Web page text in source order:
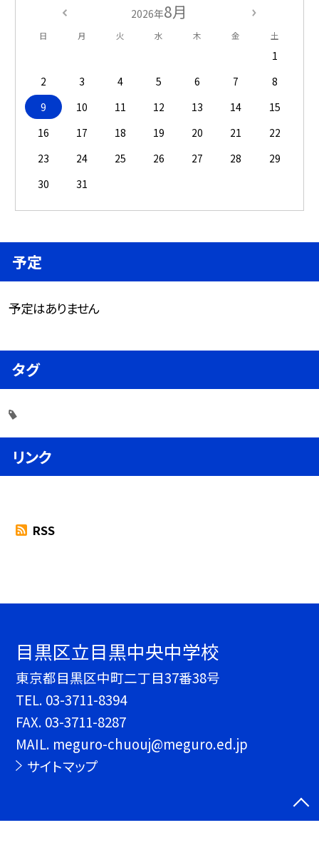
2026年8月
日 月 火 水 木 金 土
1
2
3 4 5 6 7
8
9
10 11 12 13 14
15
16
17 18 19 20 21
22
23
24 25 26 27 28
29
30
31
予定
予定はありません
タグ
リンク
RSS
目黒区立目黒中央中学校
東京都目黒区中町二丁目37番38号
TEL. 03-3711-8394
FAX. 03-3711-8287
MAIL. meguro-chuouj@meguro.ed.jp
サイトマップ